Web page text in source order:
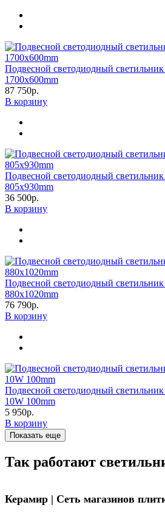
Подвесной светодиодный
1700x600mm
87 750р.
В корзину
Подвесной светодиодный
805х930mm
36 500р.
В корзину
Подвесной светодиодный
880x1020mm
76 790р.
В корзину
Подвесной светодиодный
10W 100mm
5 950р.
В корзину
Показать еще
Так работают
Керамир | Сеть магазинов